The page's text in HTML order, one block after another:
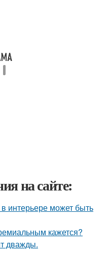
на сайте:
интерьере может быть
кажется?
дважды.